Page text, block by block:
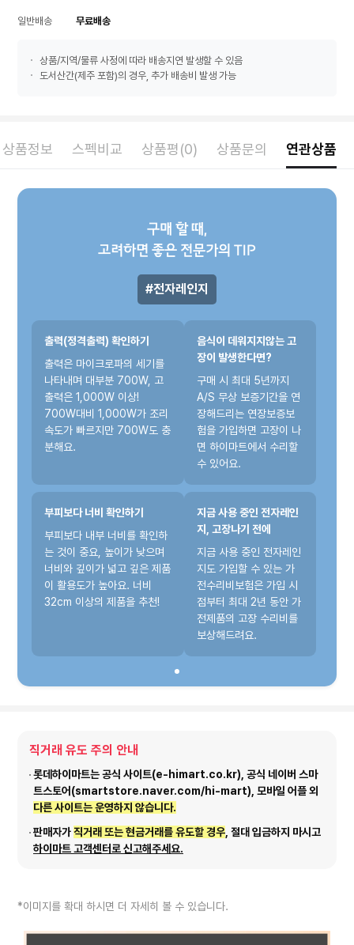
일반배송 무료배송
상품/지역/물류 사정에 따라 배송지연 발생할 수 있음
도서산간(제주 포함)의 경우, 추가 배송비 발생 가능
상품정보 스펙비교 상품평(0) 상품문의 연관상품
구매 할 때,
고려하면 좋은 전문가의 TIP
전자레인지
출력(정격출력) 확인하기
출력은 마이크로파의 세기를
나타내며 대부분 700W, 고
출력은 1,000W 이상!
700W대비 1,000W가 조리
속도가 빠르지만 700W도 충
분해요.
부피보다 너비 확인하기
부피보다 내부 너비를 확인하
는 것이 중요, 높이가 낮으며
너비와 깊이가 넓고 깊은 제품
이 활용도가 높아요. 너비
32cm 이상의 제품을 추천!
음식이 데워지지않는 고
장이 발생한다면?
구매 시 최대 5년까지
A/S 무상 보증기간을 연
장해드리는 연장보증보
험을 가입하면 고장이 나
면 하이마트에서 수리할
수 있어요.
지금 사용 중인 전자레인
지, 고장나기 전에
지금 사용 중인 전자레인
지도 가입할 수 있는 가
전수리비보험은 가입 시
점부터 최대 2년 동안 가
전제품의 고장 수리비를
보상해드려요.
직거래 유도 주의 안내
롯데하이마트는 공식 사이트(e-himart.co.kr), 공식 네이버 스마
트스토어(smartstore.naver.com/hi-mart), 모바일 어플 외
다른 사이트는 운영하지 않습니다.
판매자가직거래 또는 현금거래를 유도할 경우 , 절대 입금하지 마시고
하이마트 고객센터로 신고해주세요.
*이미지를 확대 하시면 더 자세히 볼 수 있습니다.